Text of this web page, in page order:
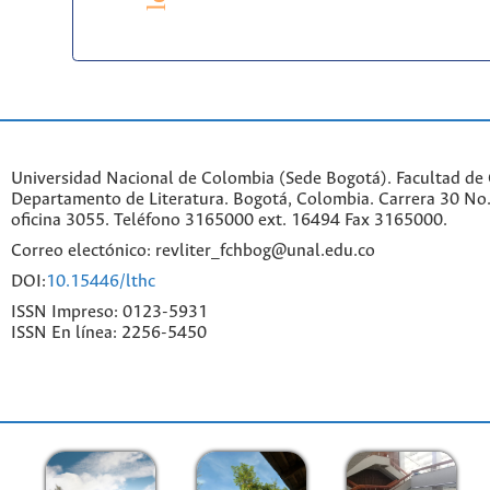
Universidad Nacional de Colombia (Sede Bogotá). Facultad de
Departamento de Literatura. Bogotá, Colombia. Carrera 30
oficina 3055. Teléfono 3165000 ext. 16494 Fax 3165000.
Correo electónico: revliter_fchbog@unal.edu.co
DOI:10.15446/lthc
ISSN Impreso: 0123-5931
ISSN En línea: 2256-5450